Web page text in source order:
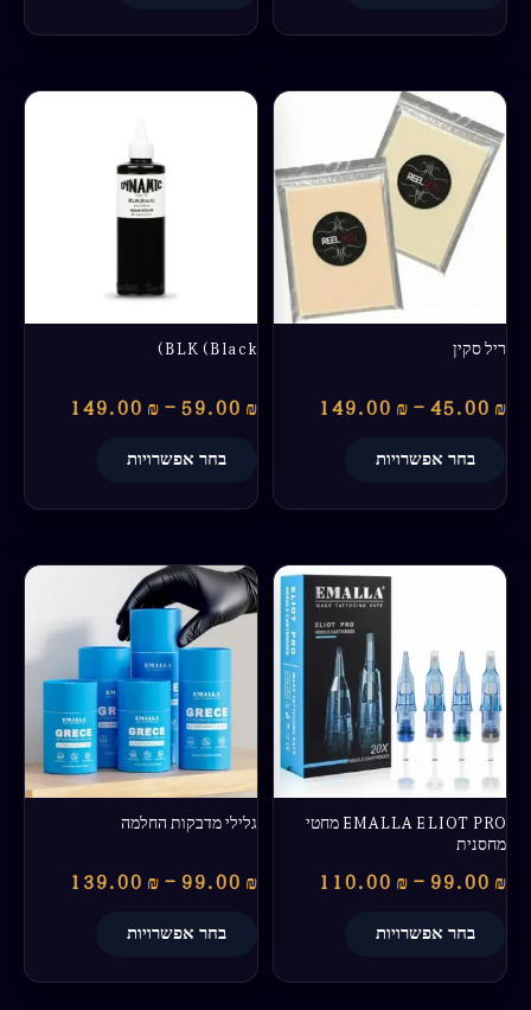
ריל סקין
45.00 ₪
–
149.00 ₪
טווח
עד
בחר אפשרויות
יש
מספר
סוגים.
ניתן
לבחור
האפשרויות
BLK(Black)
59.00 ₪
–
149.00 ₪
טווח
בחר אפשרויות
EMALLA ELIOT PRO מחטי
מחסנית
99.00 ₪
–
110.00 ₪
טווח
מחירים:
בחר אפשרויות
למוצר
זה
יש
מספר
סוגים.
ניתן
לבחור
את
האפשרויות
בעמוד
גלילי מדבקות החלמה
99.00 ₪
–
139.00 ₪
טווח
בחר אפשרויות
יש
מספר
סוגים.
ניתן
לבחור
את
האפשרויות